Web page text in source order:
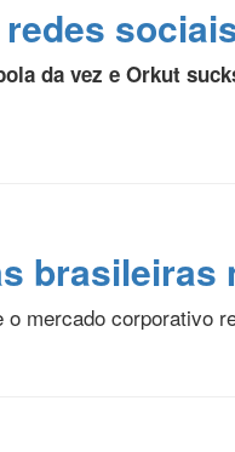
da vez e Orkut
mercado corporativo